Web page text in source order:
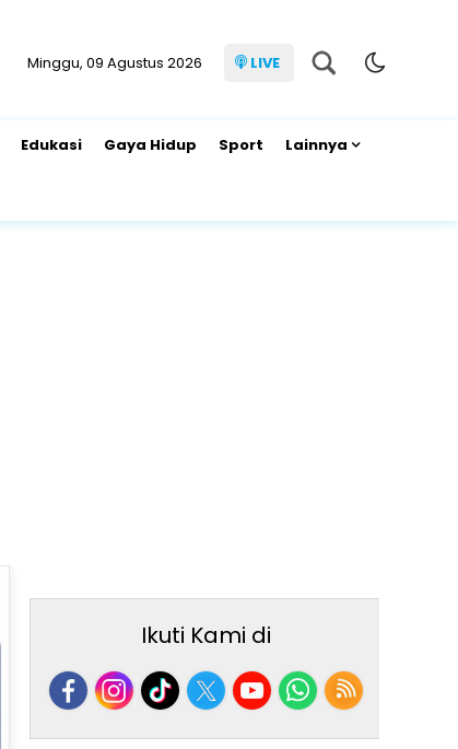
Minggu, 09 Agustus 2026 LIVE
Edukasi Gaya Hidup Sport Lainnya
Ikuti Kami di